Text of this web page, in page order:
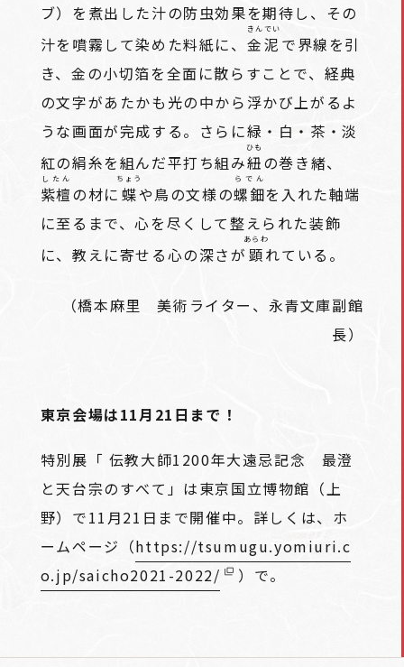
ブ）を煮出した汁の防虫効果を期待し、その
汁を噴霧して染めた料紙に、 金泥
きんでい
で界線を引
き、金の小切箔を全面に散らすことで、経典
の文字があたかも光の中から浮かび上がるよ
うな画面が完成する。さらに緑・白・茶・淡
紅の絹糸を組んだ平打ち組み紐
ひも
の巻き緒、
紫檀
したん
の材に 蝶
ちょう
や鳥の文様の螺鈿
らでん
を入れた軸端
に至るまで、心を尽くして整えられた装飾
に、教えに寄せる心の深さが 顕
あらわ
れている。
（橋本麻里 美術ライター、永青文庫副館
長）
東京会場は11月21日まで！
特別展「 伝教大師1200年大遠忌記念 最澄
と天台宗のすべて」は東京国立博物館（上
野）で11月21日まで開催中。詳しくは、ホ
ームページ（https://tsumugu.yomiuri.c
o.jp/saicho2021-2022/
）で。